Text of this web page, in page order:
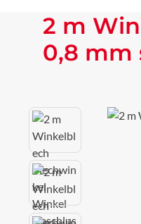
2 m
0,8 mm
Bildergalerie